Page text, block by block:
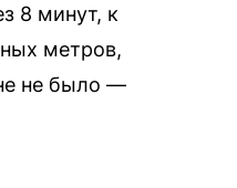
8 минут, к
метров,
не было —